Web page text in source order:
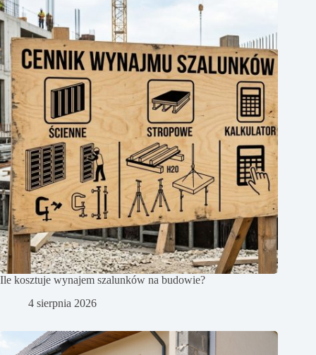
Ile kosztuje wynajem szalunków na budowie?
4 sierpnia 2026